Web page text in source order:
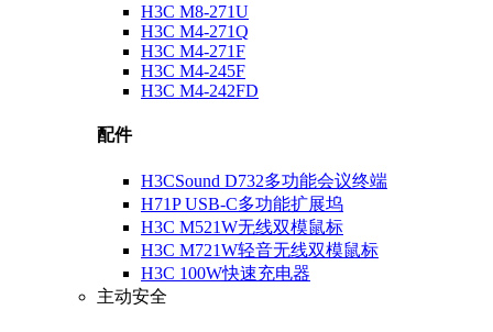
H3C M8-271U
H3C M4-271Q
H3C M4-271F
H3C M4-245F
H3C M4-242FD
配件
H3CSound D732多功能会议终端
H71P USB-C多功能扩展坞
H3C M521W无线双模鼠标
H3C M721W轻音无线双模鼠标
H3C 100W快速充电器
主动安全